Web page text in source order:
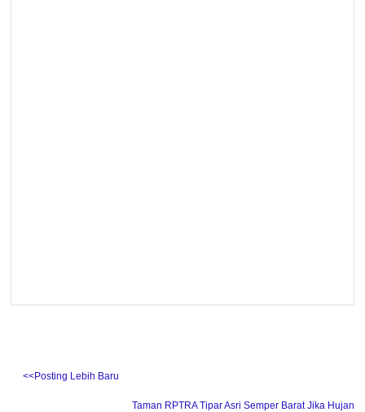
˂˂Posting Lebih Baru
Taman RPTRA Tipar Asri Semper Barat Jika Hujan